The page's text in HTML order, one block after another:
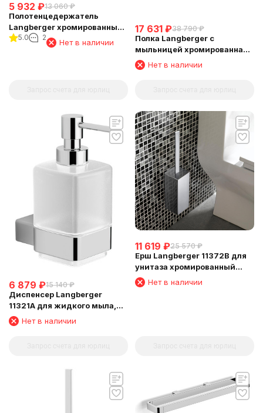
5 932 ₽13 060 ₽
Полотенцедержатель
Langberger хромированный
5.0 2
Нет в наличии
17 631 ₽38 790 ₽
Полка Langberger с
мыльницей хромированная
универсальная к стене 52 см
(решетка+решетка) 31060E
Нет в наличии
6 879 ₽15 140 ₽
Диспенсер Langberger
11321A для жидкого мыла,
стеклянный, к стене
квадратный
Нет в наличии
11 619 ₽25 570 ₽
Ерш Langberger 11372B для
унитаза хромированный
квадратный к стене
Нет в наличии